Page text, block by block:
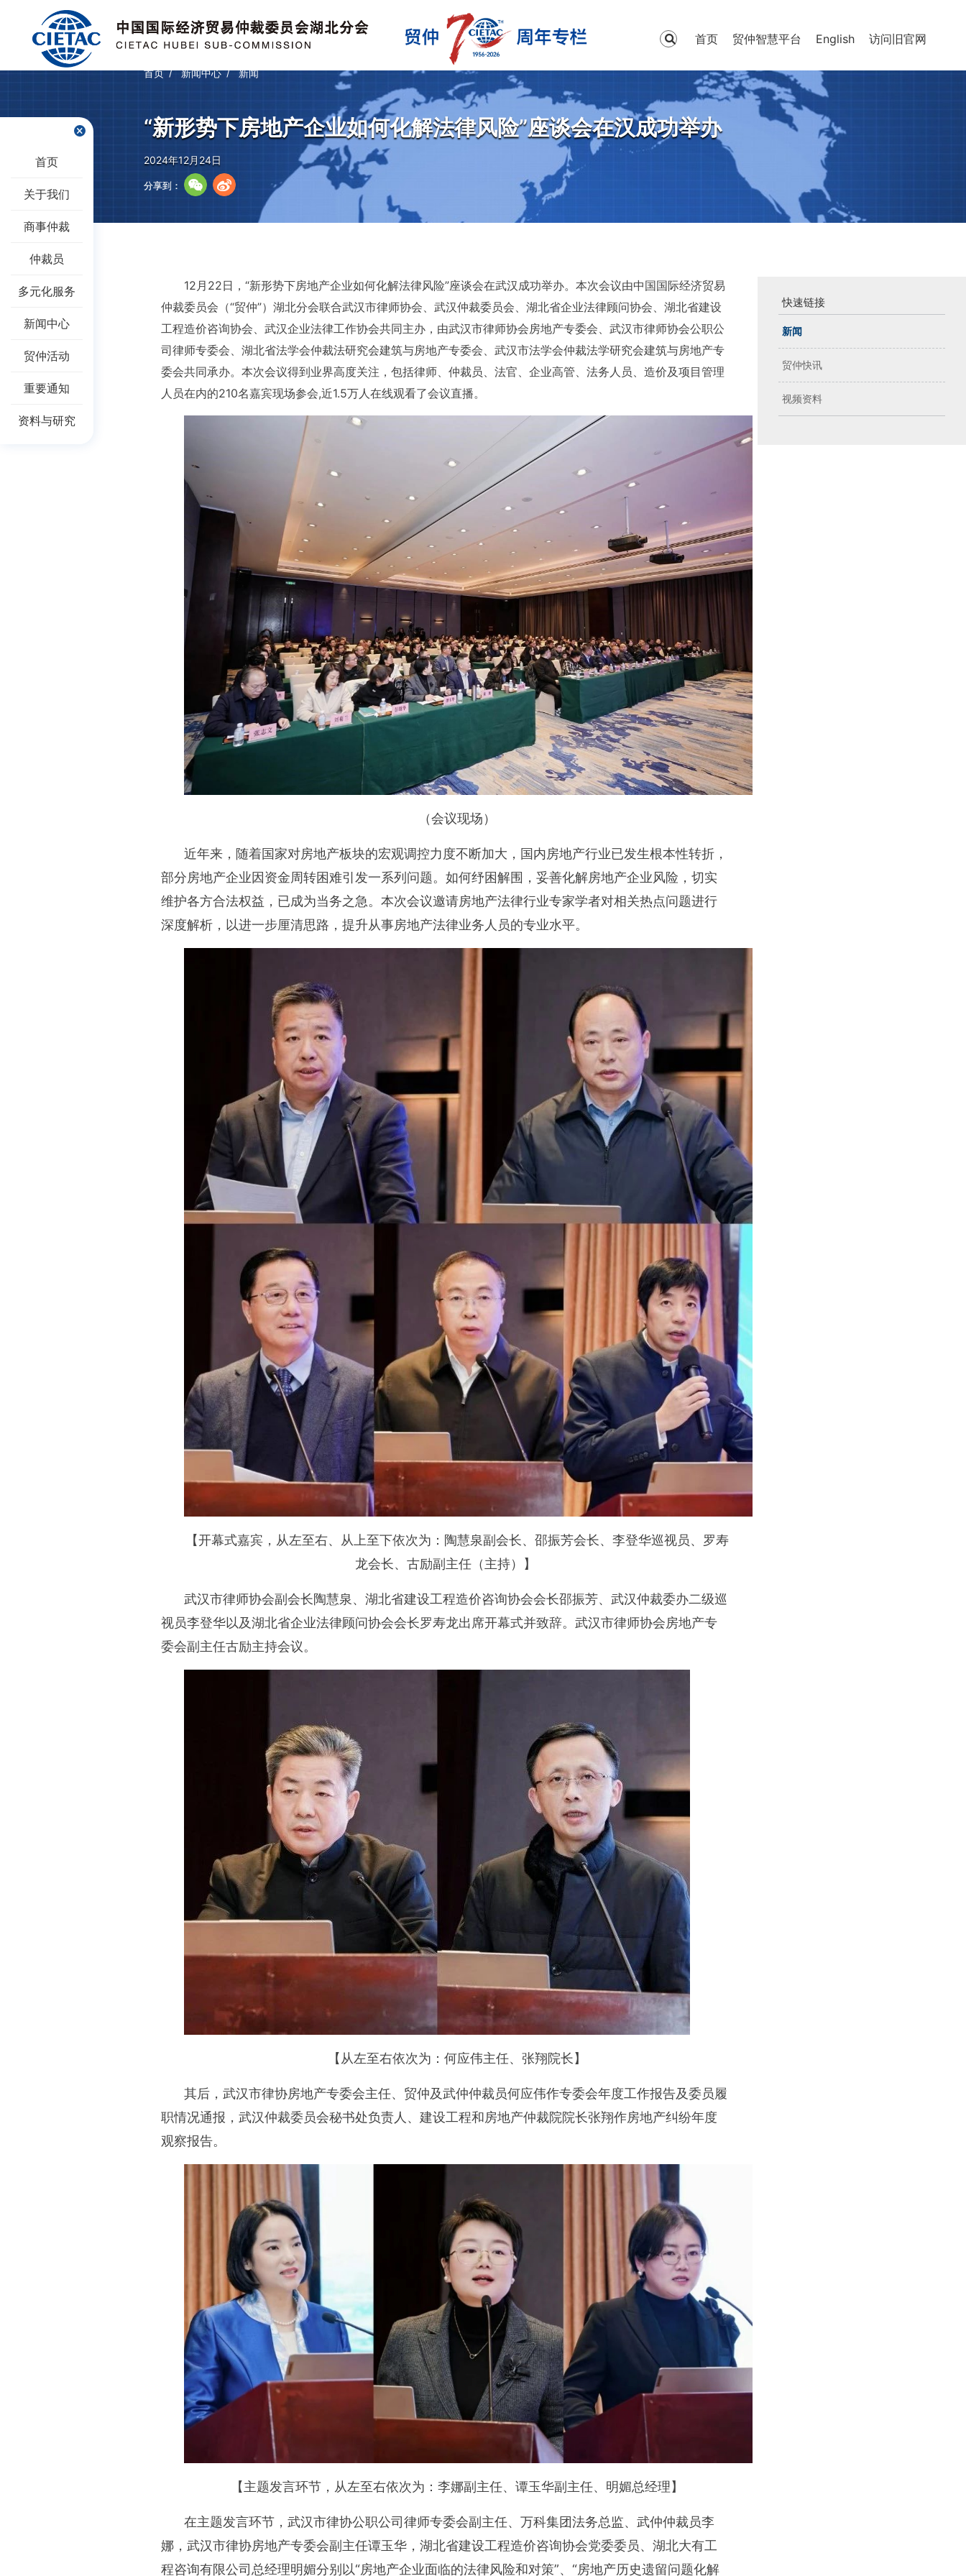
首页 贸仲智慧平台 English 访问旧官网
首页
关于我们
商事仲裁
仲裁员
多元化服务
新闻中心
贸仲活动
重要通知
资料与研究
首页 新闻中心 新闻
“新形势下房地产企业如何化解法律风险”座谈会在汉成功举办
2024年12月24日
分享到：
12月22日，“新形势下房地产企业如何化解法律风险”座谈会在武汉成功举办。本次会议由中国国际经济贸易
仲裁委员会（“贸仲”）湖北分会联合武汉市律师协会、武汉仲裁委员会、湖北省企业法律顾问协会、湖北省建设
工程造价咨询协会、武汉企业法律工作协会共同主办，由武汉市律师协会房地产专委会、武汉市律师协会公职公
司律师专委会、湖北省法学会仲裁法研究会建筑与房地产专委会、武汉市法学会仲裁法学研究会建筑与房地产专
委会共同承办。本次会议得到业界高度关注，包括律师、仲裁员、法官、企业高管、法务人员、造价及项目管理
人员在内的210名嘉宾现场参会,近1.5万人在线观看了会议直播。
（会议现场）
近年来，随着国家对房地产板块的宏观调控力度不断加大，国内房地产行业已发生根本性转折，
部分房地产企业因资金周转困难引发一系列问题。如何纾困解围，妥善化解房地产企业风险，切实
维护各方合法权益，已成为当务之急。本次会议邀请房地产法律行业专家学者对相关热点问题进行
深度解析，以进一步厘清思路，提升从事房地产法律业务人员的专业水平。
【开幕式嘉宾，从左至右、从上至下依次为：陶慧泉副会长、邵振芳会长、李登华巡视员、罗寿
龙会长、古励副主任（主持）】
武汉市律师协会副会长陶慧泉、湖北省建设工程造价咨询协会会长邵振芳、武汉仲裁委办二级巡
视员李登华以及湖北省企业法律顾问协会会长罗寿龙出席开幕式并致辞。武汉市律师协会房地产专
委会副主任古励主持会议。
【从左至右依次为：何应伟主任、张翔院长】
其后，武汉市律协房地产专委会主任、贸仲及武仲仲裁员何应伟作专委会年度工作报告及委员履
职情况通报，武汉仲裁委员会秘书处负责人、建设工程和房地产仲裁院院长张翔作房地产纠纷年度
观察报告。
【主题发言环节，从左至右依次为：李娜副主任、谭玉华副主任、明媚总经理】
在主题发言环节，武汉市律协公职公司律师专委会副主任、万科集团法务总监、武仲仲裁员李
娜，武汉市律协房地产专委会副主任谭玉华，湖北省建设工程造价咨询协会党委委员、湖北大有工
程咨询有限公司总经理明媚分别以“房地产企业面临的法律风险和对策”、“房地产历史遗留问题化解
快速链接
新闻
贸仲快讯
视频资料